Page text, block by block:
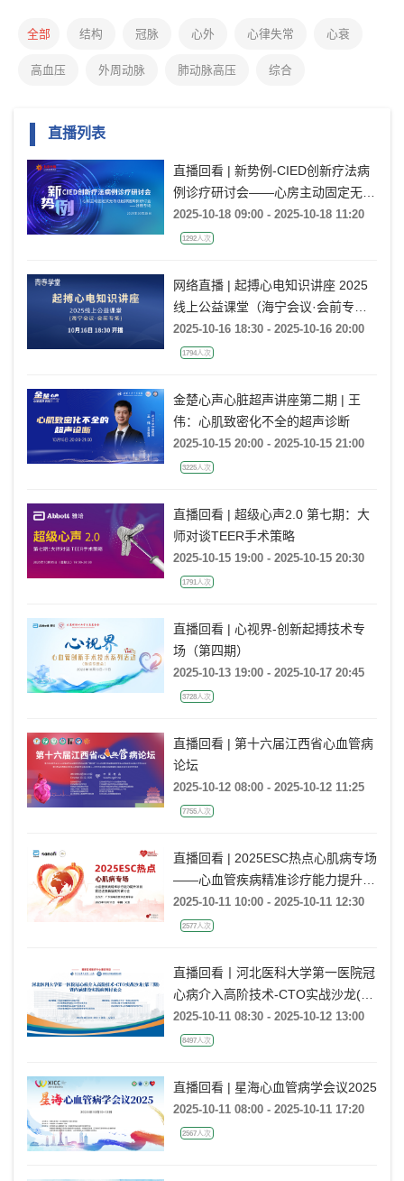
全部 结构 冠脉 心外 心律失常 心衰
高血压 外周动脉 肺动脉高压 综合
直播列表
直播回看 | 新势例-CIED创新疗法病
例诊疗研讨会——心房主动固定无导
线病例讨论——浙赣专场
2025-10-18 09:00 - 2025-10-18 11:20
1292人次
网络直播 | 起搏心电知识讲座 2025
线上公益课堂（海宁会议·会前专
场）
2025-10-16 18:30 - 2025-10-16 20:00
1794人次
金楚心声心脏超声讲座第二期 | 王
伟：心肌致密化不全的超声诊断
2025-10-15 20:00 - 2025-10-15 21:00
3225人次
直播回看 | 超级心声2.0 第七期：大
师对谈TEER手术策略
2025-10-15 19:00 - 2025-10-15 20:30
1791人次
直播回看 | 心视界-创新起搏技术专
场（第四期）
2025-10-13 19:00 - 2025-10-17 20:45
3728人次
直播回看 | 第十六届江西省心血管病
论坛
2025-10-12 08:00 - 2025-10-12 11:25
7755人次
直播回看 | 2025ESC热点心肌病专场
——心血管疾病精准诊疗能力提升项
目-前沿进展解读系列研讨会 第8期
2025-10-11 10:00 - 2025-10-11 12:30
2577人次
直播回看丨河北医科大学第一医院冠
心病介入高阶技术-CTO实战沙龙(第
三期)暨内涵建设实践病例讨论会
2025-10-11 08:30 - 2025-10-12 13:00
8497人次
直播回看 | 星海心血管病学会议2025
2025-10-11 08:00 - 2025-10-11 17:20
2567人次